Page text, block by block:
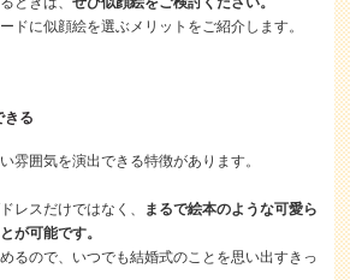
ドに似顔絵を選ぶメリットをご紹介します。
きる
雰囲気を演出できる特徴があります。
レスだけではなく、
まるで絵本のような可愛ら
が可能です。
るので、いつでも結婚式のことを思い出すきっ